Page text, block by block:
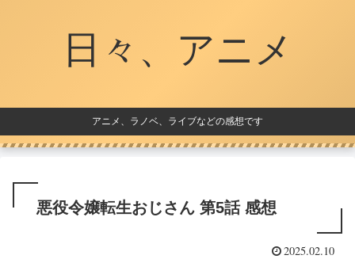
日々、アニメ
アニメ、ラノベ、ライブなどの感想です
悪役令嬢転生おじさん 第5話 感想
2025.02.10